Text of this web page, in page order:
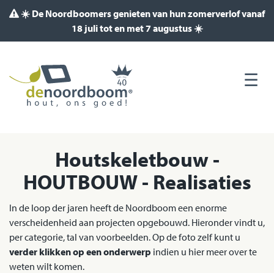
☀️ De Noordboomers genieten van hun zomerverlof vanaf
18 juli tot en met 7 augustus ☀️
Houtskeletbouw -
HOUTBOUW - Realisaties
In de loop der jaren heeft de Noordboom een enorme
verscheidenheid aan projecten opgebouwd. Hieronder vindt u,
per categorie, tal van voorbeelden. Op de foto zelf kunt u
verder klikken op een onderwerp indien u hier meer over te
weten wilt komen.